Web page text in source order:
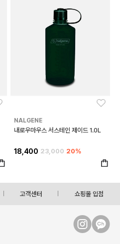
NALGENE
내로우마우스 서스테인 제이드 1.0L
18,400 23,000 20%
고객센터 쇼핑몰 입점